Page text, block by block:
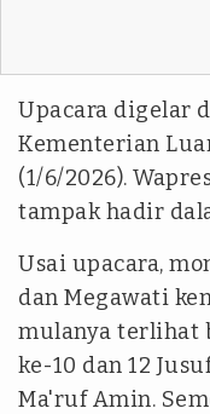
Upacara digelar
Kementerian
(1/6/2026).
tampak hadir
Usai upacara,
dan Megawati
mulanya terlihat
ke-10 dan 12
Ma'ruf Amin.